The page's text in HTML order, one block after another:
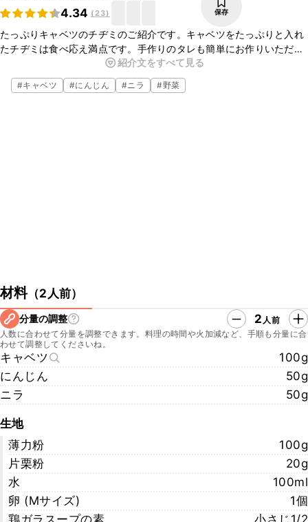
4.34 (23) 保存
たっぷりキャベツのチヂミのご紹介です。キャベツをたっぷりと入れ
たチヂミは食べ応え満点です。手作りのタレも簡単にお作りいただけ
ますのでぜひお試しください。紹介文をすべて見る
#キャベツ #にんじん #ニラ #野菜
材料（2人前）
分量の調整 2 人前
人数に合わせて分量を調整できます。料理の時間や火加減など、手順も分量に合
わせて調整してくださいね。
キャベツ
100g
にんじん
50g
ニラ
50g
生地
薄力粉
100g
片栗粉
20g
水
100ml
卵 (Mサイズ)
1個
鶏ガラスープの素
小さじ1/2